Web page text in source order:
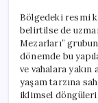
Bölgedeki resmi
belirtilse de
Mezarları”
dönemde bu
ve vahalara yakın
yaşam tarzına
iklimsel